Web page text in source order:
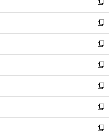
で
開
く
ド
ウ
で
開
く
ィ
ン
ド
ウ
で
開
く
新
し
い
ウ
ィ
ン
ド
ウ
で
開
く
新
し
い
ウ
ィ
ン
ド
ウ
で
開
く
新
し
い
ウ
ィ
ン
ド
ウ
で
新
し
い
ウ
ィ
ン
ド
新
し
い
ウ
ィ
新
し
い
新